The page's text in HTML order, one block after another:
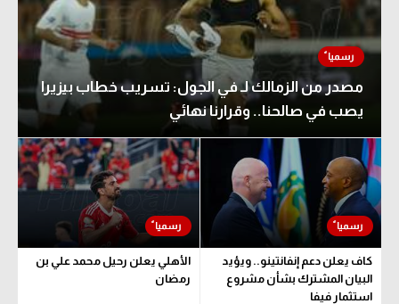
مصدر من الزمالك لـ في الجول: تسريب خطاب بيزيرا
يصب في صالحنا.. وقرارنا نهائي
كاف يعلن دعم إنفانتينو.. ويؤيد
البيان المشترك بشأن مشروع
استثمار فيفا
الأهلي يعلن رحيل محمد علي بن
رمضان